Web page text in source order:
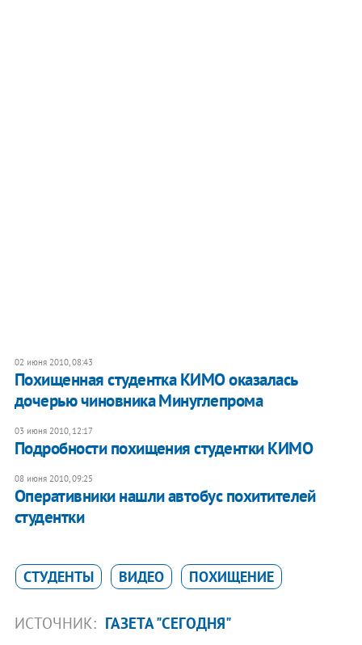
02 июня 2010, 08:43
Похищенная студентка КИМО оказалась
дочерью чиновника Минуглепрома
03 июня 2010, 12:17
Подробности похищения студентки КИМО
08 июня 2010, 09:25
Оперативники нашли автобус похитителей
студентки
СТУДЕНТЫ ВИДЕО ПОХИЩЕНИЕ
ИСТОЧНИК: ГАЗЕТА "СЕГОДНЯ"